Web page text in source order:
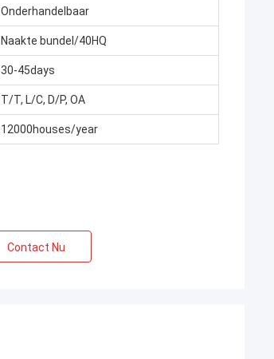
Onderhandelbaar
Naakte bundel/40HQ
30-45days
T/T, L/C, D/P, OA
12000houses/year
Contact Nu